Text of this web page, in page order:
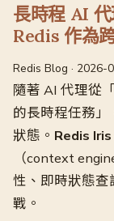
長時程 AI
Redis 作為
Redis Blog · 2026-
隨著 AI 代理從
的長時程任務
狀態。 Redis Iris
（context
性、即時狀態
戰。